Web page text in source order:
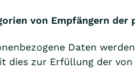
von Empfängern der
Daten
dies zur Erfüllung der